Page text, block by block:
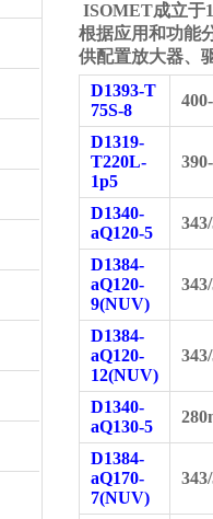
ISOMET成立于
根据应用和功能
供配置放大器、
D1393-T
75S-8
D1319-
T220L-
1p5
D1340-
aQ120-5
D1384-
aQ120-
9(NUV)
D1384-
aQ120-
12(NUV)
D1340-
aQ130-5
D1384-
aQ170-
7(NUV)